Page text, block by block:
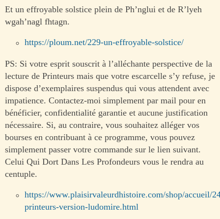
Et un effroyable solstice plein de Ph’nglui et de R’lyeh
wgah’nagl fhtagn.
https://ploum.net/229-un-effroyable-solstice/
PS: Si votre esprit souscrit à l’alléchante perspective de la
lecture de Printeurs mais que votre escarcelle s’y refuse, je
dispose d’exemplaires suspendus qui vous attendent avec
impatience. Contactez-moi simplement par mail pour en
bénéficier, confidentialité garantie et aucune justification
nécessaire. Si, au contraire, vous souhaitez alléger vos
bourses en contribuant à ce programme, vous pouvez
simplement passer votre commande sur le lien suivant.
Celui Qui Dort Dans Les Profondeurs vous le rendra au
centuple.
https://www.plaisirvaleurdhistoire.com/shop/accueil/
printeurs-version-ludomire.html